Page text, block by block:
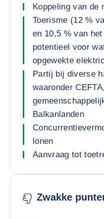
Koppeling van de
Toerisme (12 %
en 10,5 % van
potentieel voor
opgewekte
Partij bij diverse
waaronder
Balkanlanden
lonen
Aanvraag tot
Zwakke